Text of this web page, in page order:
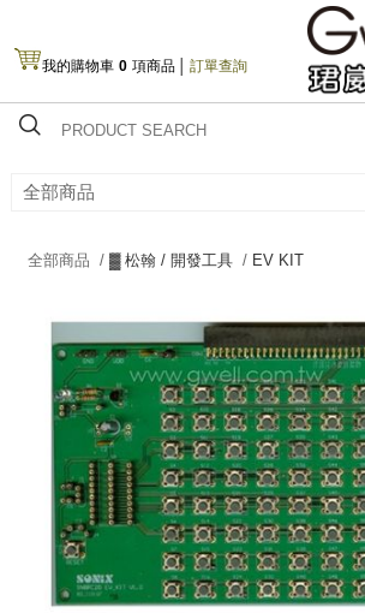
我的購物車 0 項商品 訂單查詢
全部商品
全部商品 / ▓ 松翰 / 開發工具/ EV KIT